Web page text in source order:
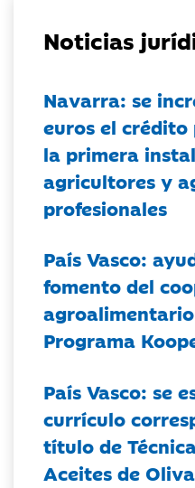
Noticias
Navarra: se
euros el crédito
la primera
agricultores y
profesionales
País Vasco:
fomento del
Programa
País Vasco: se
currículo
título de
Aceites de